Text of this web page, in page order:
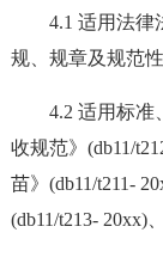
4.1 适用法律
规、规章及规范
4.2 适用标准
收规范》(db11/
苗》(db11/t211-
(db11/t213- 20xx)、